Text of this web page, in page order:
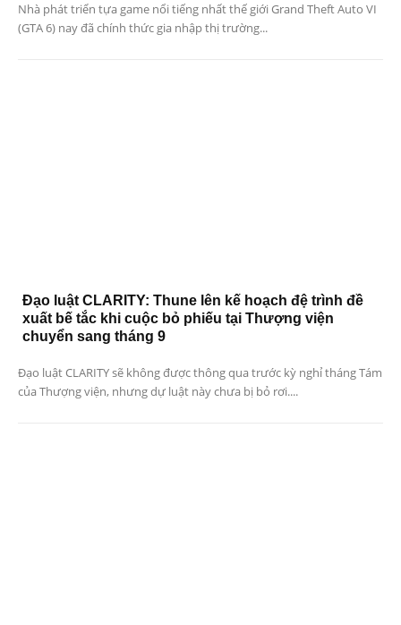
Nhà phát triển tựa game nổi tiếng nhất thế giới Grand Theft Auto VI
(GTA 6) nay đã chính thức gia nhập thị trường...
Đạo luật CLARITY: Thune lên kế hoạch đệ trình đề
xuất bế tắc khi cuộc bỏ phiếu tại Thượng viện
chuyển sang tháng 9
Đạo luật CLARITY sẽ không được thông qua trước kỳ nghỉ tháng Tám
của Thượng viện, nhưng dự luật này chưa bị bỏ rơi....